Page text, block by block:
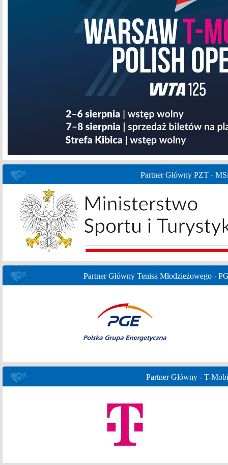
Partner Główny PZT -
Partner Główny Tenisa Młodzieżowego -
Partner Główny - T-